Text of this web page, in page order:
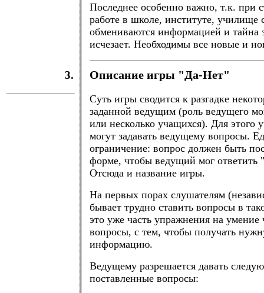
Последнее особенно важно, т.к. при
работе в школе, институте, училище
обмениваются информацией и тайна
исчезает. Необходимы все новые и
3. Описание игры "Да-Нет"
Суть игры сводится к разгадке
заданной ведущим (роль ведущего
или несколько учащихся). Для этого
могут задавать ведущему вопросы.
ограничение: вопрос должен быть
форме, чтобы ведущий мог
Отсюда и название игры.
На первых порах слушателям
бывает трудно ставить вопросы в
это уже часть упражнения на умение
вопросы, с тем, чтобы получать
информацию.
Ведущему разрешается давать
поставленные вопросы: